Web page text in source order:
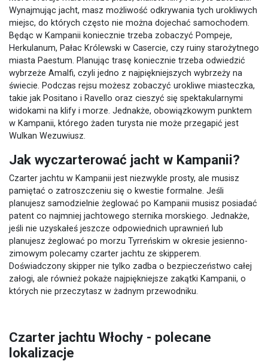
Wynajmując jacht, masz możliwość odkrywania tych urokliwych
miejsc, do których często nie można dojechać samochodem.
Będąc w Kampanii koniecznie trzeba zobaczyć Pompeje,
Herkulanum, Pałac Królewski w Casercie, czy ruiny starożytnego
miasta Paestum. Planując trasę koniecznie trzeba odwiedzić
wybrzeże Amalfi, czyli jedno z najpiękniejszych wybrzeży na
świecie. Podczas rejsu możesz zobaczyć urokliwe miasteczka,
takie jak Positano i Ravello oraz cieszyć się spektakularnymi
widokami na klify i morze. Jednakże, obowiązkowym punktem
w Kampanii, którego żaden turysta nie może przegapić jest
Wulkan Wezuwiusz.
Jak wyczarterować jacht w Kampanii?
Czarter jachtu w Kampanii jest niezwykle prosty, ale musisz
pamiętać o zatroszczeniu się o kwestie formalne. Jeśli
planujesz samodzielnie żeglować po Kampanii musisz posiadać
patent co najmniej jachtowego sternika morskiego. Jednakże,
jeśli nie uzyskałeś jeszcze odpowiednich uprawnień lub
planujesz żeglować po morzu Tyrreńskim w okresie jesienno-
zimowym polecamy czarter jachtu ze skipperem.
Doświadczony skipper nie tylko zadba o bezpieczeństwo całej
załogi, ale również pokaże najpiękniejsze zakątki Kampanii, o
których nie przeczytasz w żadnym przewodniku.
Czarter jachtu Włochy - polecane
lokalizacje